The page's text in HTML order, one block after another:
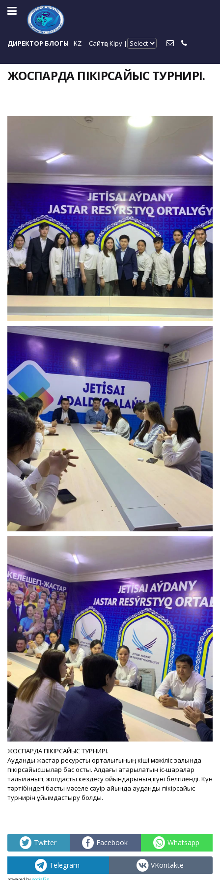
ДИРЕКТОР БЛОГЫ KZ Сайтқа Кіру |
ЖОСПАРДА ПІКІРСАЙЫС ТУРНИРІ.
ЖОСПАРДА ПІКІРСАЙЫС ТУРНИРІ.
Аудандық жастар ресурстық орталығының кіші мәжіліс залында
пікірсайысшылар бас қосты. Алдағы атқарылатын іс-шаралар
талқыланып, жолдастық кездесу ойындарының күні белгіленді. Күн
тәртібіндегі басты мәселе сәуір айында аудандық пікірсайыс
турнирін ұйымдастыру болды.
Twitter Facebook Whatsapp
Telegram VKontakte